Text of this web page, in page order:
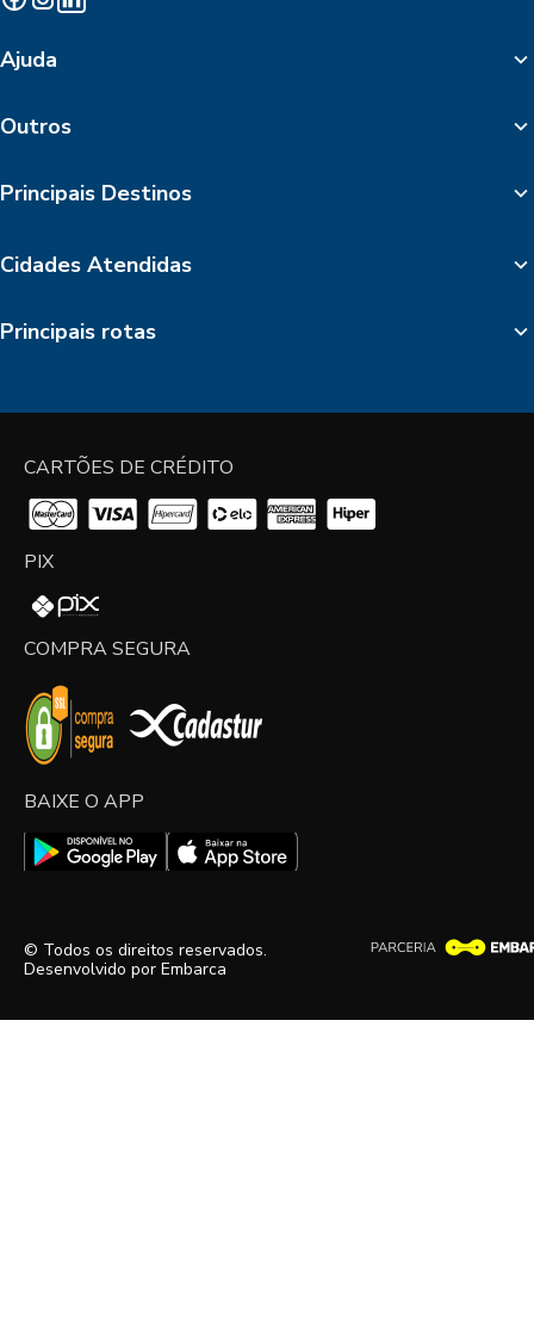
Ajuda
Outros
Principais Destinos
Cidades Atendidas
Principais rotas
CARTÕES DE CRÉDITO
PIX
COMPRA SEGURA
BAIXE O APP
© Todos os direitos reservados.
Desenvolvido por Embarca